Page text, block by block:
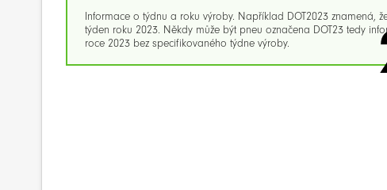
Informace o týdnu a roku výroby. Například DOT2023 znamená,
týden roku 2023. Někdy může být pneu označena DOT23 tedy
roce 2023 bez specifikovaného týdne výroby.